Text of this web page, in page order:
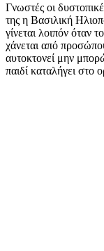
Γνωστές οι
της η Βασιλική
γίνεται λοιπόν όταν
χάνεται από
αυτοκτονεί μην
παιδί καταλήγει